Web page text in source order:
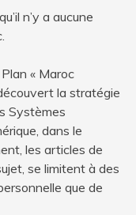
n’y a aucune
« Maroc
la stratégie
Systèmes
dans le
les articles de
se limitent à des
que de